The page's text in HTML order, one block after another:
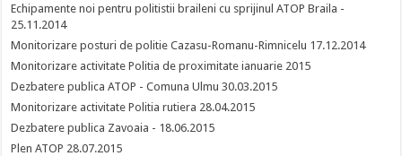
Echipamente noi pentru politistii braileni cu sprijinul ATOP Braila -
25.11.2014
Monitorizare posturi de politie Cazasu-Romanu-Rimnicelu 17.12.2014
Monitorizare activitate Politia de proximitate ianuarie 2015
Dezbatere publica ATOP - Comuna Ulmu 30.03.2015
Monitorizare activitate Politia rutiera 28.04.2015
Dezbatere publica Zavoaia - 18.06.2015
Plen ATOP 28.07.2015